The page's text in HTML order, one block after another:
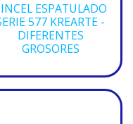
ESPATULADO
577 KREARTE -
DIFERENTES
GROSORES